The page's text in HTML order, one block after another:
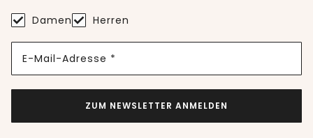
Damen Herren
E-Mail-Adresse *
ZUM NEWSLETTER ANMELDEN